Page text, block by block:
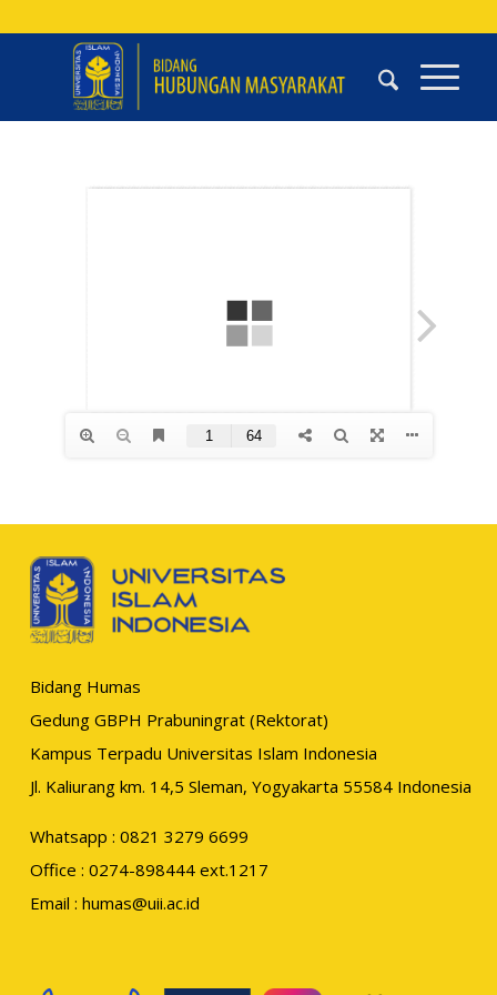
Bidang Humas
Gedung GBPH Prabuningrat (Rektorat)
Kampus Terpadu Universitas Islam Indonesia
Jl. Kaliurang km. 14,5 Sleman, Yogyakarta 55584 Indonesia
Whatsapp : 0821 3279 6699
Office : 0274-898444 ext.1217
Email : humas@uii.ac.id